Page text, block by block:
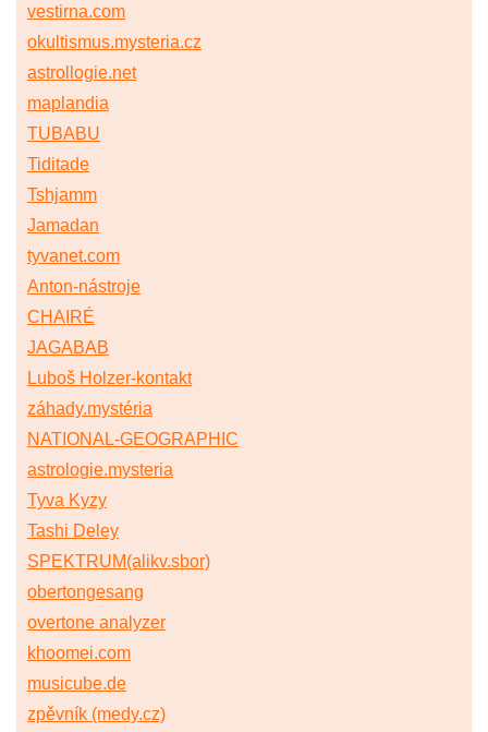
vestirna.com
okultismus.mysteria.cz
astrollogie.net
maplandia
TUBABU
Tiditade
Tshjamm
Jamadan
tyvanet.com
Anton-nástroje
CHAIRÉ
JAGABAB
Luboš Holzer-kontakt
záhady.mystéria
NATIONAL-GEOGRAPHIC
astrologie.mysteria
Tyva Kyzy
Tashi Deley
SPEKTRUM(alikv.sbor)
obertongesang
overtone analyzer
khoomei.com
musicube.de
zpěvník (medy.cz)